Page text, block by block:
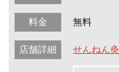
料金 無料
店舗詳細 せんねん